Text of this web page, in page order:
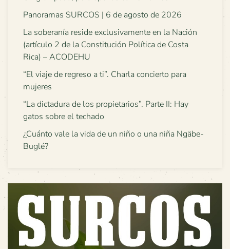
Panoramas SURCOS | 6 de agosto de 2026
La soberanía reside exclusivamente en la Nación
(artículo 2 de la Constitución Política de Costa
Rica) – ACODEHU
“El viaje de regreso a ti”. Charla concierto para
mujeres
“La dictadura de los propietarios”. Parte II: Hay
gatos sobre el techado
¿Cuánto vale la vida de un niño o una niña Ngäbe-
Buglé?